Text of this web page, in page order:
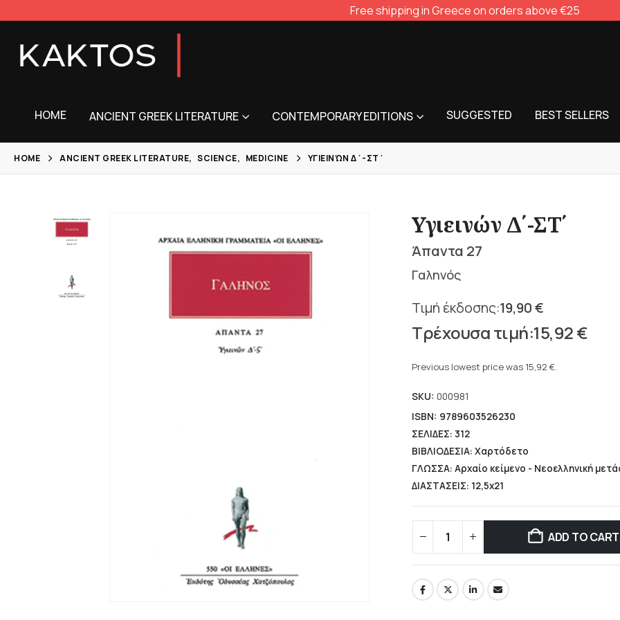
Free shipping in Greece on orders above €25
HOME ANCIENT GREEK LITERATURE CONTEMPORARY EDITIONS SUGGESTED BEST SELLERS
HOME ANCIENT GREEK LITERATURE, SCIENCE, MEDICINE ΥΓΙΕΙΝΏΝ Δ΄-ΣΤ΄
Υγιεινών Δ΄-ΣΤ΄
Άπαντα 27
Γαληνός
19,90€
Original
price
was:
19,90 €.
15,92€
price
15,92 €.
Previous lowest price was 15,92 €.
SKU: 000981
ISBN: 9789603526230
ΣΕΛΙΔΕΣ: 312
ΒΙΒΛΙΟΔΕΣΙΑ: Χαρτόδετο
ΓΛΩΣΣΑ: Αρχαίο κείμενο - Νεοελληνική
ΔΙΑΣΤΑΣΕΙΣ: 12,5x21
ADD TO CART